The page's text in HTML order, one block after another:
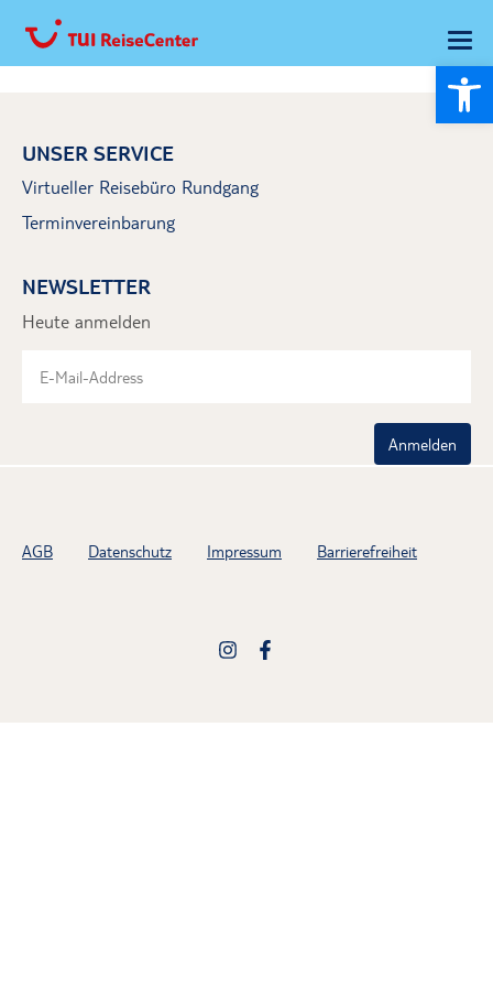
UNSER SERVICE
Virtueller Reisebüro Rundgang
Terminvereinbarung
NEWSLETTER
Heute anmelden
Anmelden
AGB Datenschutz Impressum Barrierefreiheit